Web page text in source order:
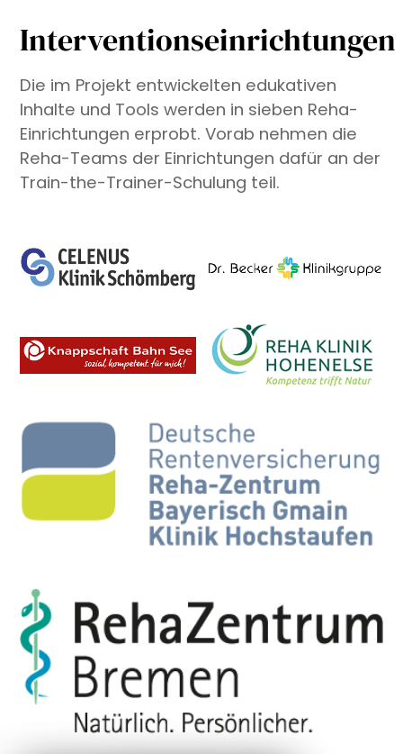
Interventionseinrichtungen
Die im Projekt entwickelten edukativen
Inhalte und Tools werden in sieben Reha-
Einrichtungen erprobt. Vorab nehmen die
Reha-Teams der Einrichtungen dafür an der
Train-the-Trainer-Schulung teil.